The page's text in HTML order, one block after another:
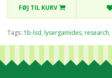
FØJ TIL KURV
Tags: 1b-lsd, lysergamides, research,